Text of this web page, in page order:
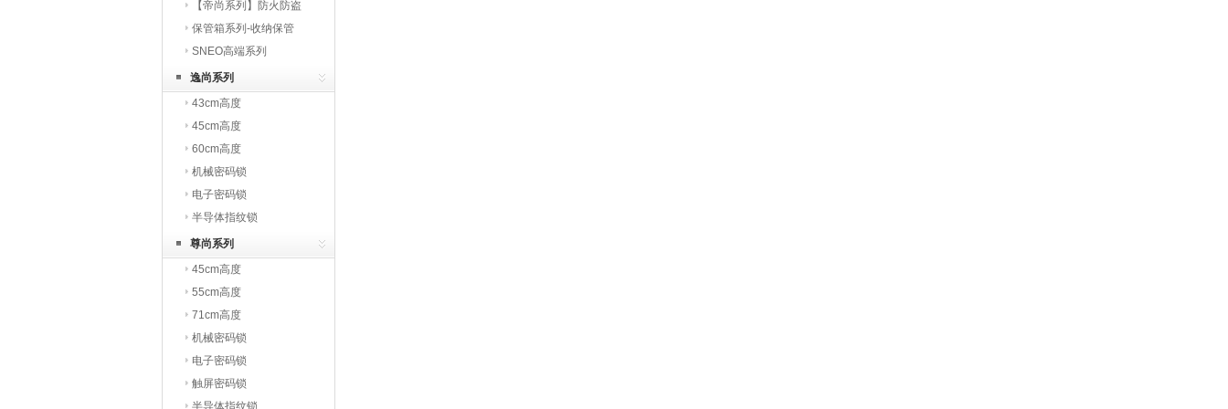
火
【帝尚系列】防火防盗
保管箱系列-收纳保管
SNEO高端系列
逸尚系列
43cm高度
45cm高度
60cm高度
机械密码锁
电子密码锁
半导体指纹锁
尊尚系列
45cm高度
55cm高度
71cm高度
机械密码锁
电子密码锁
触屏密码锁
半导体指纹锁